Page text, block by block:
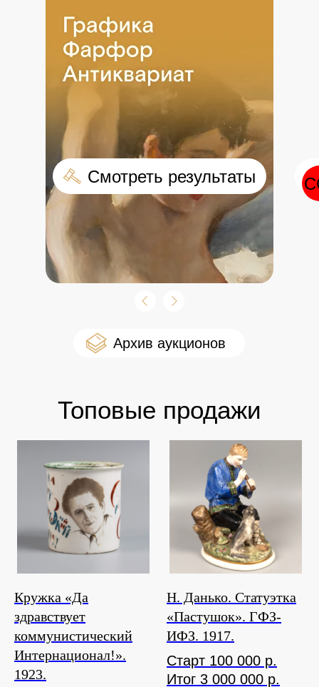
оо Смотреть результаты
оо Архив аукционов
Топовые продажи
Кружка «Да
здравствует
коммунистический
Интернационал!».
1923.
Н. Данько. Статуэтка
«Пастушок». ГФЗ-
ИФЗ. 1917.
Старт 100 000 р.
Итог 3 000 000 р.